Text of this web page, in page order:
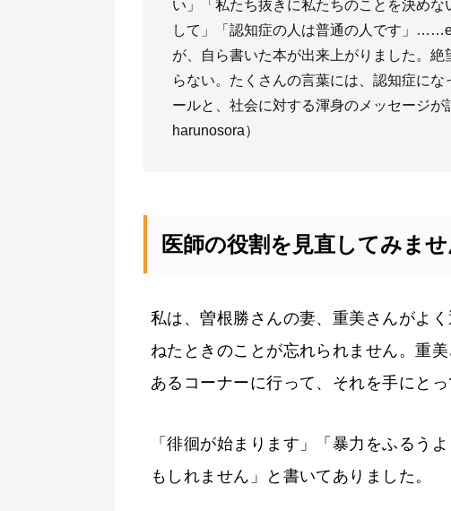
い」「私たち抜きに私たちのことを決め
して」「認知症の人は普通の人です」
が、自ら書いた本が出来上がりました。
らない。たくさんの言葉には、認知症に
ールと、社会に対する渾身のメッセージ
harunosora）
医師の役割を見直してみませ
私は、曽根勝さんの妻、重美さんがよ
ねたときのことが忘れられません。重
あるコーナーに行って、それを手にとっ
「徘徊が始まります」「暴力をふるう
もしれません」と書いてありました。